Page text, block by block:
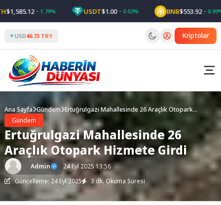
to
content
1.79% USDT$1.00 0.02% BNB$553.92 0.99%
USD46.73 TRY Kriptolar
Ana Sayfa Gündem Ertuğrulgazi Mahallesinde 26 Araçlık Otopark
Hizmete Girdi
Gündem
Ertuğrulgazi Mahallesinde 26
Araçlık Otopark Hizmete Girdi
Admin
24 Eyl 2025 13:56
Güncelleme: 24 Eyl 2025
3 dk. Okuma Süresi